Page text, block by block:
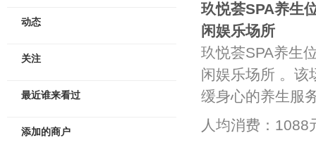
动态
关注
最近谁来看过
添加的商户
玖悦荟SPA养生
闲娱乐场所
玖悦荟SPA养生
闲娱乐场所 。该
缓身心的养生服
人均消费：1088